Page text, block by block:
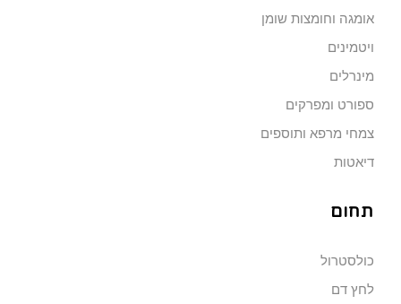
אומגה וחומצות שומן
ויטמינים
מינרלים
ספורט ומפרקים
צמחי מרפא ותוספים
דיאטות
תחום
כולסטרול
לחץ דם